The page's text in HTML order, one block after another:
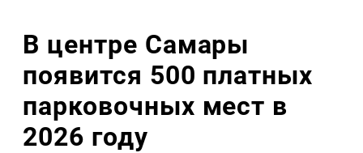
В центре Самары
появится 500 платных
парковочных мест в
2026 году